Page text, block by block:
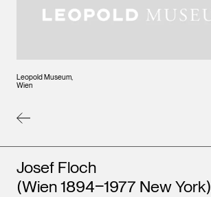
Leopold Museum,
Wien
Künstler*innen
Josef Floch
(Wien 1894‒1977 New York)